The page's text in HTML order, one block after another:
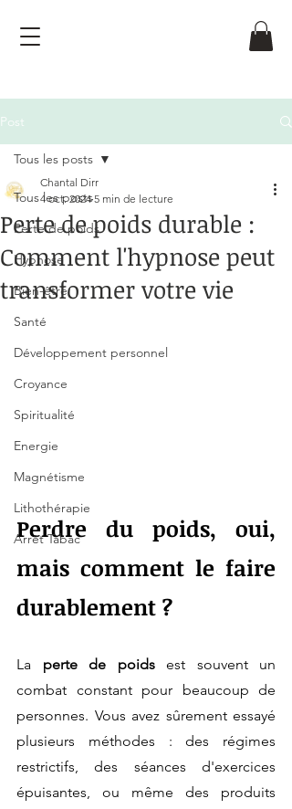
Post
Tous les posts
Perte de poids
Hypnose
Bien-être
Santé
Développement personnel
Croyance
Spiritualité
Energie
Magnétisme
Lithothérapie
Arrêt Tabac
Tous les posts
Perte de poids durable :
Comment l'hypnose peut
transformer votre vie
Chantal Dirr
4 oct. 2024 5 min de lecture
Perdre du poids, oui,
mais comment le faire
durablement ?
La perte de poids est souvent un
combat constant pour beaucoup de
personnes. Vous avez sûrement essayé
plusieurs méthodes : des régimes
restrictifs, des séances d'exercices
épuisantes, ou même des produits